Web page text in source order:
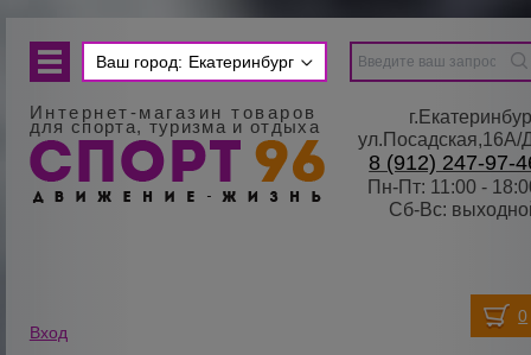
Ваш город: Екатеринбург
Интернет-магазин товаров
для спорта, туризма и отдыха
8 (912) 247-97-
Пн-Пт: 11:00 -
Сб-Вс:
Вход